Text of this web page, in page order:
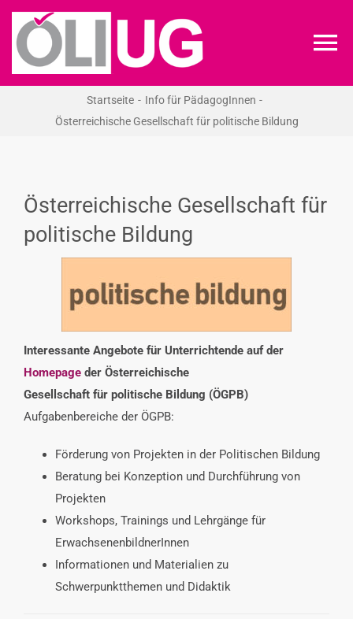
Zum
Inhalt
springen
NEWS
VERANSTALTUNGEN
INTERESSENSVERTRETUNG
KONTAKT
Startseite
Info für PädagogInnen
Österreichische Gesellschaft für politische Bildung
Österreichische Gesellschaft für
politische Bildung
Interessante Angebote für Unterrichtende auf der
Homepage der Österreichische
Gesellschaft für politische Bildung (ÖGPB)
Aufgabenbereiche der ÖGPB:
Förderung von Projekten in der Politischen Bildung
Beratung bei Konzeption und Durchführung von
Projekten
Workshops, Trainings und Lehrgänge für
ErwachsenenbildnerInnen
Informationen und Materialien zu
Schwerpunktthemen und Didaktik